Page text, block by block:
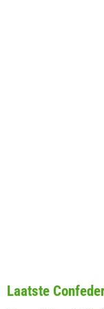
Laatste